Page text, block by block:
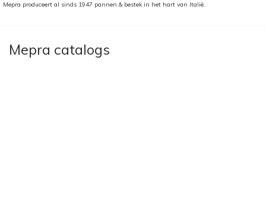
Mepra produceert al sinds 1947 pannen & bestek in het hart van Italië.
Mepra catalogs